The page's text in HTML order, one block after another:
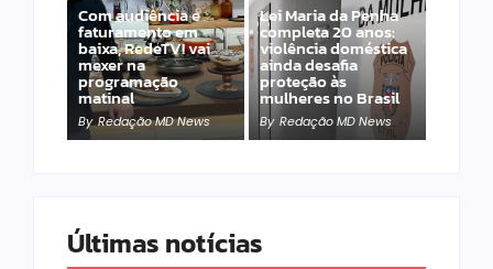
Com audiência e
faturamento em
baixa, RedeTV! vai
mexer na
programação
matinal
By Redação MD News
Lei Maria da Penha
completa 20 anos:
violência doméstica
ainda desafia
proteção às
mulheres no Brasil
By Redação MD News
Últimas notícias